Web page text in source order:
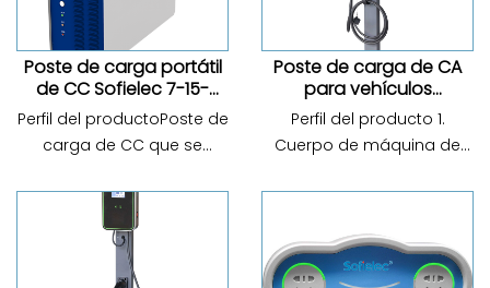
comuni...
Poste de carga portátil
de CC Sofielec 7-15-
20kW
Perfil del productoPoste de
carga de CC que se
adecuado para la
estación de carga
especial de la ciudad
(autobús público, taxi,
Poste de carga de CA
para vehículos
eléctricos Sofielec de 7
kW
Perfil del producto 1.
Cuerpo de máquina de
+ enchapado de plástico
Admite tarjeta oscilante y
escaneo de código para